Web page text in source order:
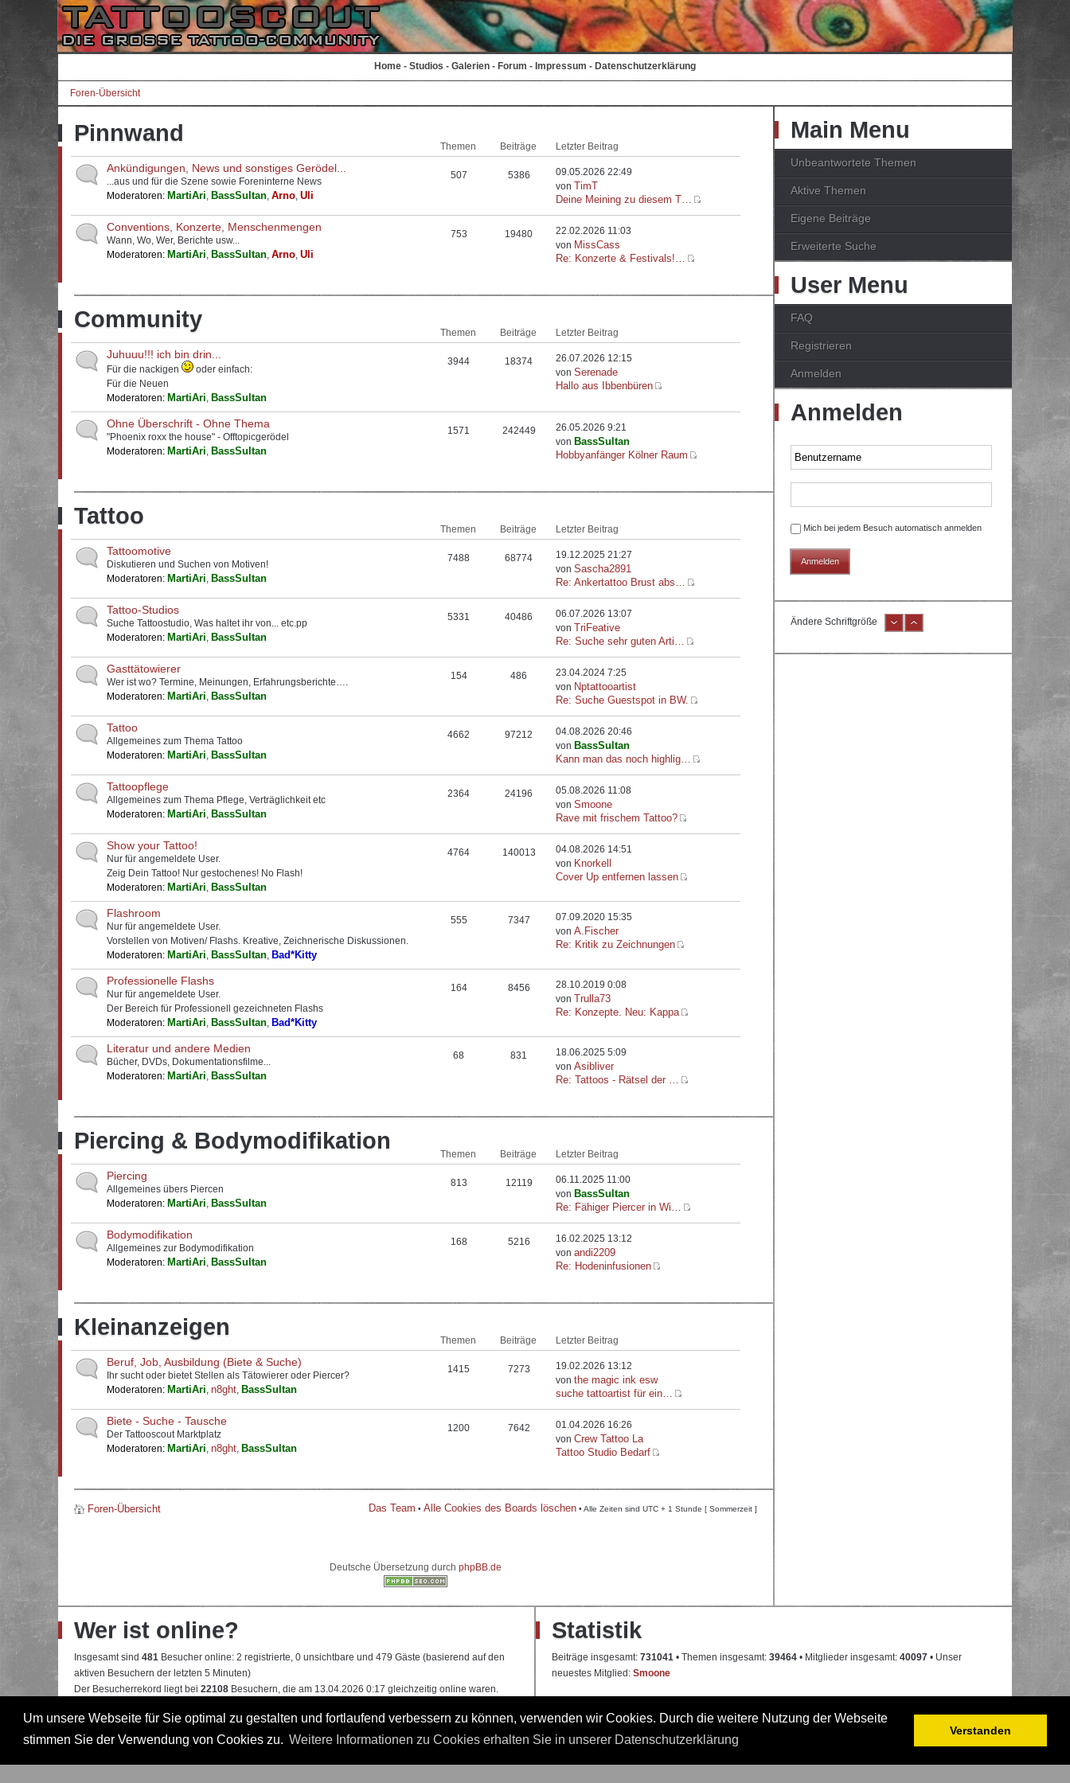
Um unsere Webseite für Sie optimal zu gestalten und fortlaufend verbessern zu können, verwenden wir Cookies. Durch die weitere Nutzung der Webseite
stimmen Sie der Verwendung von Cookies zu. Weitere Informationen zu Cookies erhalten Sie in unserer Datenschutzerklärung
Verstanden
Home - Studios - Galerien - Forum - Impressum - Datenschutzerklärung
Foren-Übersicht
Pinnwand
Themen Beiträge Letzter Beitrag
Ankündigungen, News und sonstiges Gerödel...
...aus und für die Szene sowie Foreninterne News
Moderatoren: MartiAri, BassSultan, Arno, Uli
507 5386
09.05.2026 22:49
von TimT
Deine Meining zu diesem T…
Conventions, Konzerte, Menschenmengen
Wann, Wo, Wer, Berichte usw...
Moderatoren: MartiAri, BassSultan, Arno, Uli
753 19480
22.02.2026 11:03
von MissCass
Re: Konzerte & Festivals!…
Community
Themen Beiträge Letzter Beitrag
Juhuuu!!! ich bin drin...
Für die nackigen
oder einfach:
Für die Neuen
Moderatoren: MartiAri, BassSultan
3944 18374
26.07.2026 12:15
vonSerenade
Hallo aus Ibbenbüren
Ohne Überschrift - Ohne Thema
"Phoenix roxx the house" - Offtopicgerödel
Moderatoren: MartiAri, BassSultan
1571 242449
26.05.2026 9:21
von BassSultan
Hobbyanfänger Kölner Raum
Tattoo
Themen Beiträge Letzter Beitrag
Tattoomotive
Diskutieren und Suchen von Motiven!
Moderatoren: MartiAri, BassSultan
7488 68774
19.12.2025 21:27
vonSascha2891
Re: Ankertattoo Brust abs…
Tattoo-Studios
Suche Tattoostudio, Was haltet ihr von... etc.pp
Moderatoren: MartiAri, BassSultan
5331 40486
06.07.2026 13:07
von TriFeative
Re: Suche sehr guten Arti…
Gasttätowierer
Wer ist wo? Termine, Meinungen, Erfahrungsberichte….
Moderatoren: MartiAri, BassSultan
154 486
23.04.2024 7:25
von Nptattooartist
Re: Suche Guestspot in BW.
Tattoo
Allgemeines zum Thema Tattoo
Moderatoren: MartiAri, BassSultan
4662 97212
04.08.2026 20:46
von BassSultan
Kann man das noch highlig…
Tattoopflege
Allgemeines zum Thema Pflege, Verträglichkeit etc
Moderatoren: MartiAri, BassSultan
2364 24196
05.08.2026 11:08
vonSmoone
Rave mit frischem Tattoo?
Show your Tattoo!
Nur für angemeldete User.
Zeig Dein Tattoo! Nur gestochenes! No Flash!
Moderatoren: MartiAri, BassSultan
4764 140013
04.08.2026 14:51
von Knorkell
Cover Up entfernen lassen
Flashroom
Nur für angemeldete User.
Vorstellen von Motiven/ Flashs. Kreative, Zeichnerische Diskussionen.
Moderatoren: MartiAri, BassSultan, Bad*Kitty
555 7347
07.09.2020 15:35
vonA.Fischer
Re: Kritik zu Zeichnungen
Professionelle Flashs
Nur für angemeldete User.
Der Bereich für Professionell gezeichneten Flashs
Moderatoren: MartiAri, BassSultan, Bad*Kitty
164 8456
28.10.2019 0:08
von Trulla73
Re: Konzepte. Neu: Kappa
Literatur und andere Medien
Bücher, DVDs, Dokumentationsfilme...
Moderatoren: MartiAri, BassSultan
68 831
18.06.2025 5:09
vonAsibliver
Re: Tattoos - Rätsel der …
Piercing & Bodymodifikation
Themen Beiträge Letzter Beitrag
Piercing
Allgemeines übers Piercen
Moderatoren: MartiAri, BassSultan
813 12119
06.11.2025 11:00
von BassSultan
Re: Fähiger Piercer in Wi…
Bodymodifikation
Allgemeines zur Bodymodifikation
Moderatoren: MartiAri, BassSultan
168 5216
16.02.2025 13:12
vonandi2209
Re: Hodeninfusionen
Kleinanzeigen
Themen Beiträge Letzter Beitrag
Beruf, Job, Ausbildung (Biete & Suche)
Ihr sucht oder bietet Stellen als Tätowierer oder Piercer?
Moderatoren: MartiAri, n8ght, BassSultan
1415 7273
19.02.2026 13:12
vonthe magic ink esw
suche tattoartist für ein…
Biete - Suche - Tausche
Der Tattooscout Marktplatz
Moderatoren: MartiAri, n8ght, BassSultan
1200 7642
01.04.2026 16:26
vonCrew Tattoo La
Tattoo Studio Bedarf
Foren-Übersicht Das Team • Alle Cookies des Boards löschen • Alle Zeiten sind UTC + 1 Stunde [ Sommerzeit ]
Deutsche Übersetzung durch phpBB.de
Main Menu
Unbeantwortete Themen
Aktive Themen
Eigene Beiträge
Erweiterte Suche
User Menu
FAQ
Registrieren
Anmelden
Anmelden
Mich bei jedem Besuch automatisch anmelden
Ändere Schriftgröße
Wer ist online?
Insgesamt sind 481 Besucher online: 2 registrierte, 0 unsichtbare und 479 Gäste (basierend auf den
aktiven Besuchern der letzten 5 Minuten)
Der Besucherrekord liegt bei 22108 Besuchern, die am 13.04.2026 0:17 gleichzeitig online waren.
Mitglieder:Google [Bot], Google Adsense [Bot]
Legende: Administrator,Moderator,Professional Professional in Ausbildung
Statistik
Beiträge insgesamt: 731041 • Themen insgesamt: 39464 • Mitglieder insgesamt: 40097 • Unser
neuestes Mitglied: Smoone